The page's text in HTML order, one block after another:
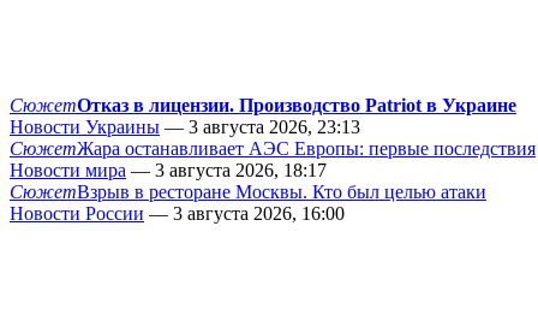
СюжетОтказ в лицензии. Производство Patriot в Украине
Новости Украины — 3 августа 2026, 23:13
СюжетЖара останавливает АЭС Европы: первые последствия
Новости мира — 3 августа 2026, 18:17
СюжетВзрыв в ресторане Москвы. Кто был целью атаки
Новости России — 3 августа 2026, 16:00